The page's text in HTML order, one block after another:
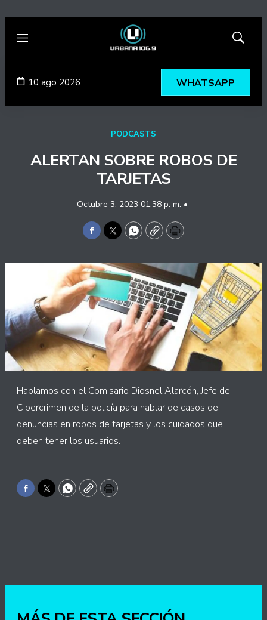
Menú
Mostrar
10 ago 2026 WHATSAPP
PODCASTS
ALERTAN SOBRE ROBOS DE
TARJETAS
Octubre 3, 2023 01:38 p. m. •
Facebook
TwitterWhatsApp
CopyPrint
Hablamos con el Comisario Diosnel Alarcón, Jefe de
Cibercrimen de la policía para hablar de casos de
denuncias en robos de tarjetas y los cuidados que
deben tener los usuarios.
Facebook
TwitterWhatsApp
CopyPrint